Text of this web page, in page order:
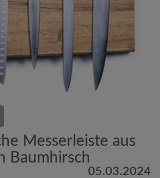
Messerleiste aus
Baumhirsch
05.03.2024